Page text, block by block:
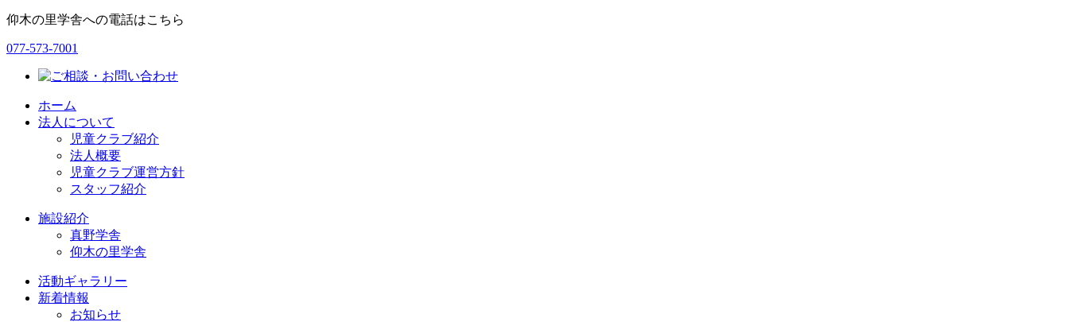
仰木の里学舎への電話はこちら
077-573-7001
ホーム
法人について
児童クラブ紹介
法人概要
児童クラブ運営方針
スタッフ紹介
施設紹介
真野学舎
仰木の里学舎
活動ギャラリー
新着情報
お知らせ